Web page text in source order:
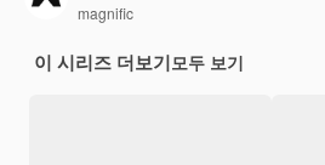
magnific
이 시리즈 더보기모두 보기